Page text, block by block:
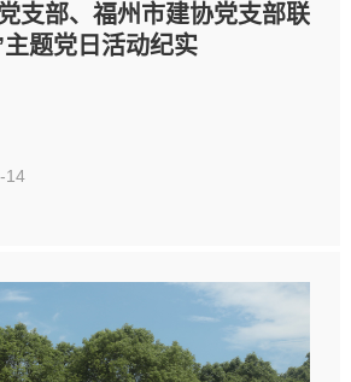
支部、福州市建协党支部联
主题党日活动纪实
14